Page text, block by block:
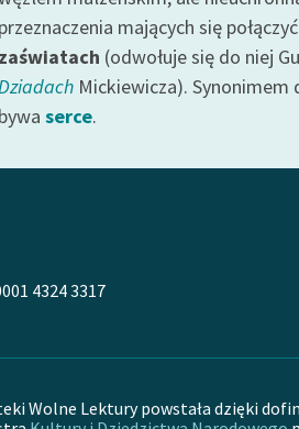
przeznaczenia mających się
zaświatach (odwołuje się do niej
Mickiewicza). Synonimem
bywa serce.
4324 3317
Wolne Lektury powstała dzięki